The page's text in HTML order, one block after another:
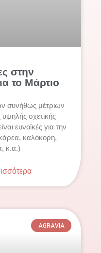
στην
το Μάρτιο
συνήθως μέτριων
σχετικής
ευνοϊκές για την
καλόκορη,
κ.α.)
AGRAVIA